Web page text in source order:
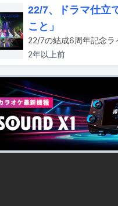
22/7、ドラマ仕立
こと」
2年以上前